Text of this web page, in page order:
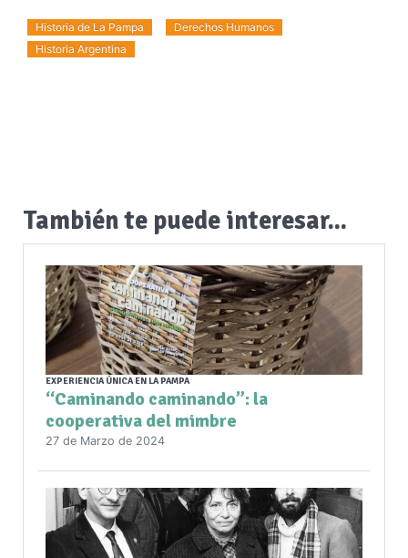
Historia de La Pampa
Derechos Humanos
Historia Argentina
También te puede interesar...
EXPERIENCIA ÚNICA EN LA PAMPA
“Caminando caminando”: la
cooperativa del mimbre
27 de Marzo de 2024